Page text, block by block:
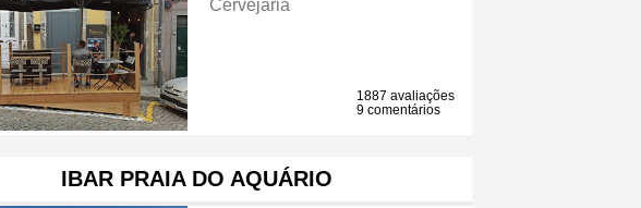
Cervejaria
1887 avaliações
9 comentários
IBAR PRAIA DO AQUÁRIO